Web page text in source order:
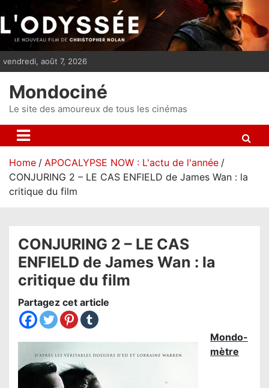
i
p
n
vendredi, août 7, 2026
Mondociné
Le site des amoureux de tous les cinémas
Home
APOCALYPSE NOW : L'actu de l'année
CONJURING 2 – LE CAS ENFIELD de James Wan : la
critique du film
CONJURING 2 – LE CAS
ENFIELD de James Wan : la
critique du film
Partagez cet article
Mondo-
mètre